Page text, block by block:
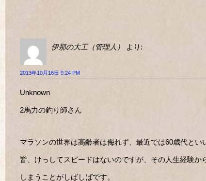
伊那の大工（管理人） より:
2013年10月16日 9:24 PM
Unknown
2馬力の釣り師さん
マラソンの世界は高齢者は侮れず、最近では60歳代とい
皆、けっしてスピードはないのですが、その人生経験
しまうことがしばしばです。